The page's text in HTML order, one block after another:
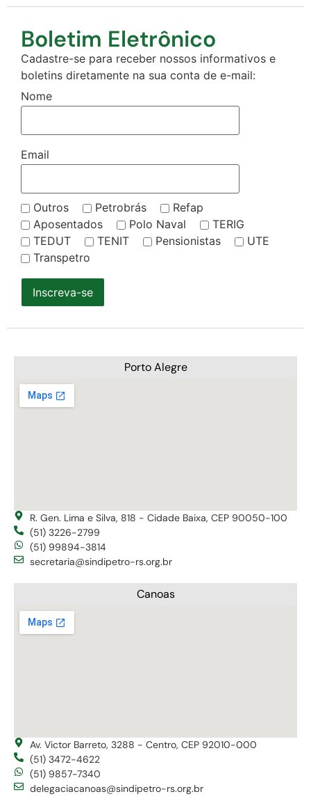
Boletim Eletrônico
Cadastre-se para receber nossos informativos e
boletins diretamente na sua conta de e-mail:
Nome
Email
Outros Petrobrás
Refap
Aposentados
Polo Naval
TERIG
TEDUT
TENIT Pensionistas
UTE
Transpetro
Inscreva-se
Porto Alegre
R. Gen. Lima e Silva, 818 - Cidade Baixa, CEP 90050-100
(51) 3226-2799
(51) 99894-3814
secretaria@sindipetro-rs.org.br
Canoas
Av. Victor Barreto, 3288 - Centro, CEP 92010-000
(51) 3472-4622
(51) 9857-7340
delegaciacanoas@sindipetro-rs.org.br